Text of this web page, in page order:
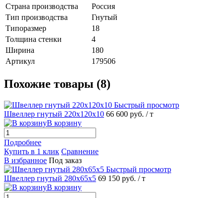
Страна производства
Россия
Тип производства
Гнутый
Типоразмер
18
Толщина стенки
4
Ширина
180
Артикул
179506
Похожие товары (8)
Быстрый просмотр
Швеллер гнутый 220х120х10 66 600 руб. / т
В корзину
Подробнее
Купить в 1 клик Сравнение
В избранное Под заказ
Быстрый просмотр
Швеллер гнутый 280х65х5 69 150 руб. / т
В корзину